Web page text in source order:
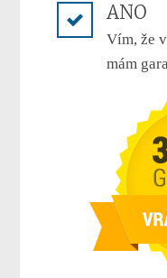
ANO
Vím, že
mám